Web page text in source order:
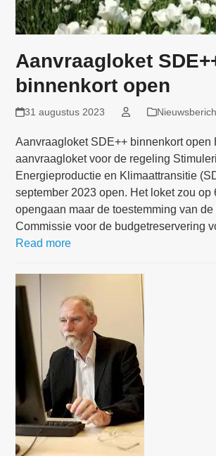
Aanvraagloket
binnenkort open
31 augustus 2023
Aanvraagloket SDE++ binnenkort open
aanvraagloket voor de regeling
Energieproductie en Klimaattransitie
september 2023 open. Het loket zou op
opengaan maar de toestemming van
Commissie voor de budgetreservering
Read more